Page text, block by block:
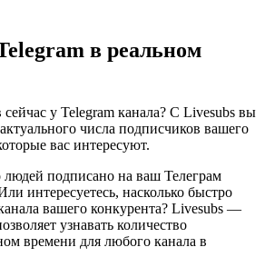
в реальном
у Telegram канала? С Livesubs вы
актуального числа подписчиков вашего
вас интересуют.
людей подписано на ваш Телеграм
интересуетесь, насколько быстро
вашего конкурента? Livesubs —
узнавать количество
времени для любого канала в